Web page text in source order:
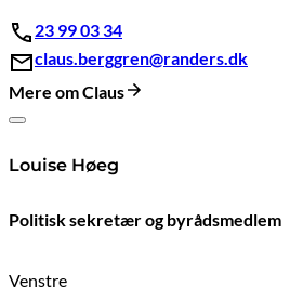
23 99 03 34
claus.berggren@randers.dk
Mere om Claus
Louise Høeg
Politisk sekretær og byrådsmedlem
Venstre